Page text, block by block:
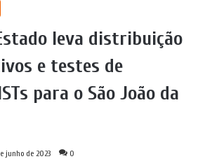
leva distribuição
e testes de
para o São João da
junho de 2023 0